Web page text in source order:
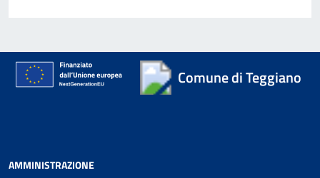
Comune di Teggiano
AMMINISTRAZIONE